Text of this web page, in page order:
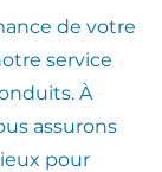
de votre
service
À
assurons
pour